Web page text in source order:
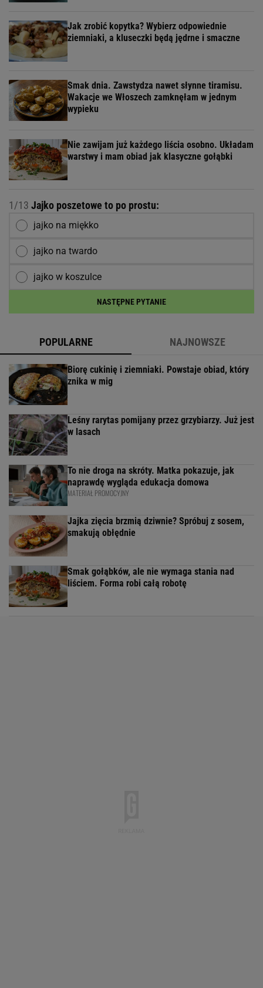
Jak zrobić kopytka? Wybierz odpowiednie
ziemniaki, a kluseczki będą jędrne i smaczne
Smak dnia. Zawstydza nawet słynne tiramisu.
Wakacje we Włoszech zamknęłam w jednym
wypieku
Nie zawijam już każdego liścia osobno. Układam
warstwy i mam obiad jak klasyczne gołąbki
1/13 Jajko poszetowe to po prostu:
jajko na miękko
jajko na twardo
jajko w koszulce
NASTĘPNE PYTANIE
POPULARNE NAJNOWSZE
Biorę cukinię i ziemniaki. Powstaje obiad, który
znika w mig
Leśny rarytas pomijany przez grzybiarzy. Już jest
w lasach
To nie droga na skróty. Matka pokazuje, jak
naprawdę wygląda edukacja domowa
MATERIAŁ PROMOCYJNY
Jajka zięcia brzmią dziwnie? Spróbuj z sosem,
smakują obłędnie
Smak gołąbków, ale nie wymaga stania nad
liściem. Forma robi całą robotę